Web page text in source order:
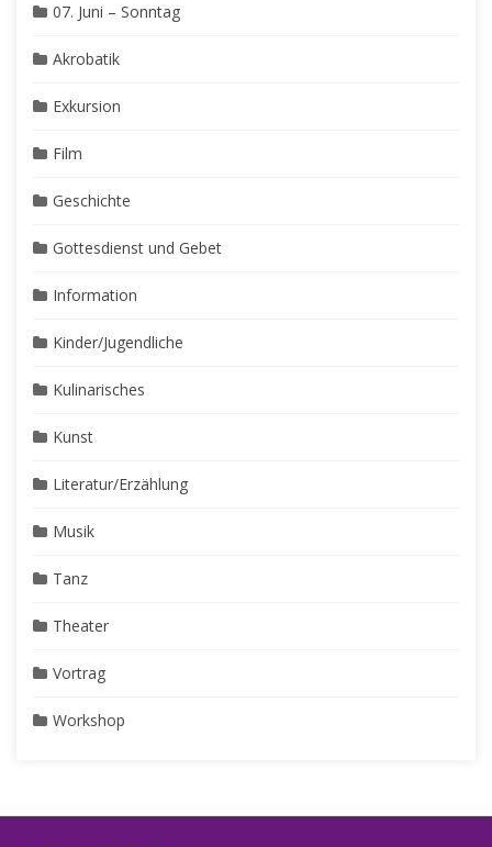
07. Juni – Sonntag
Akrobatik
Exkursion
Film
Geschichte
Gottesdienst und Gebet
Information
Kinder/Jugendliche
Kulinarisches
Kunst
Literatur/Erzählung
Musik
Tanz
Theater
Vortrag
Workshop